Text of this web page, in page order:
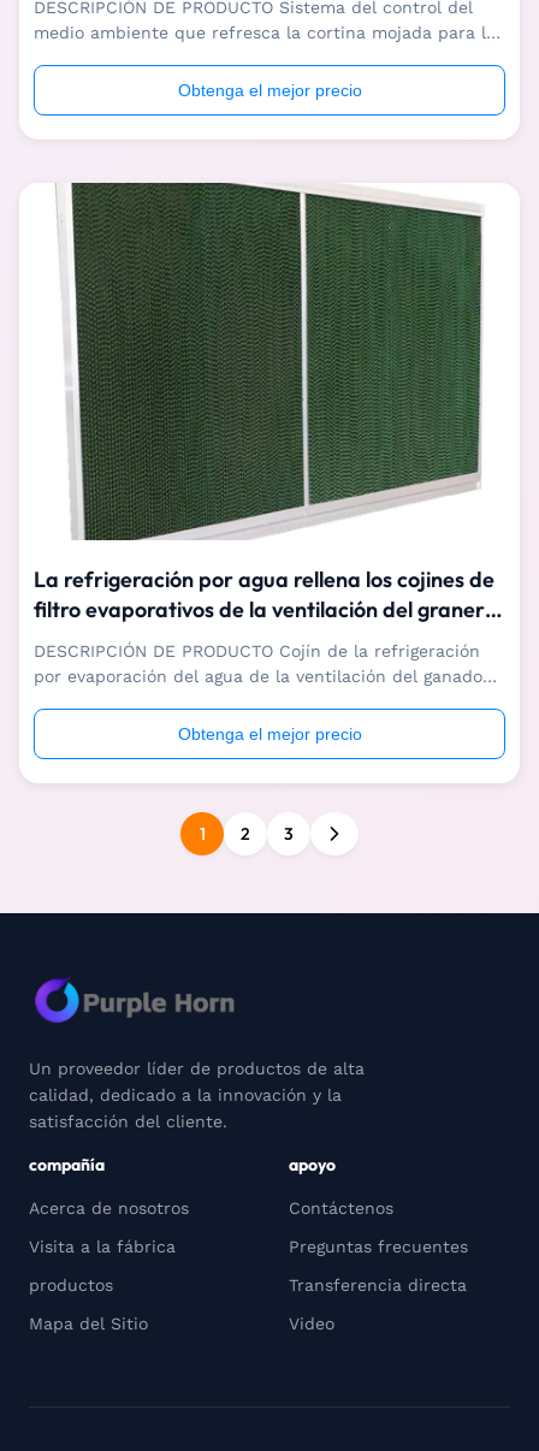
DESCRIPCIÓN DE PRODUCTO Sistema del control del
medio ambiente que refresca la cortina mojada para las
del control del medio ambiente que refresca la cortina
mojada para las aves de corral, con una serie completa
Obtenga el mejor precio
La refrigeración por agua rellena los cojines de
filtro evaporativos de la ventilación del granero
del ganado para la granja de cerdo
DESCRIPCIÓN DE PRODUCTO Cojín de la refrigeración
por evaporación del agua de la ventilación del ganado
cojín de la refrigeración por evaporación del agua de la
ventilación del ganado, con una serie completa equipo
Obtenga el mejor precio
1 2 3
Un proveedor líder de productos de alta
calidad, dedicado a la innovación y la
satisfacción del cliente.
compañía
Acerca de nosotros
Visita a la fábrica
productos
Mapa del Sitio
apoyo
Contáctenos
Preguntas frecuentes
Transferencia directa
Video